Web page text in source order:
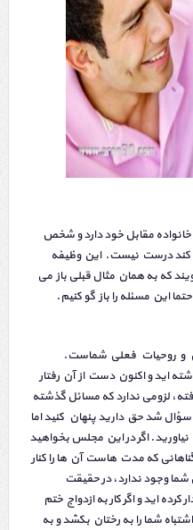
خانواده مقابل خود دارد و شخص
کند درست نیست. این وظیفه
که به همان مثال قبلی باز می
این مسئله را باز گو کنیم.
و روحیات فعلی شماست.
اید و اکنون دست از آن رفتار
لزومی ندارد که مسائل گذشته
سؤال شد حق دارید پنهان کنید اما
اگر در این مجلس بخواهید
که مدت هاست آن ها را کنار
شما وجود ندارد، در حقیقت
اید و اگر کار به ازدواج ختم
شما را به رختان بکشد و به